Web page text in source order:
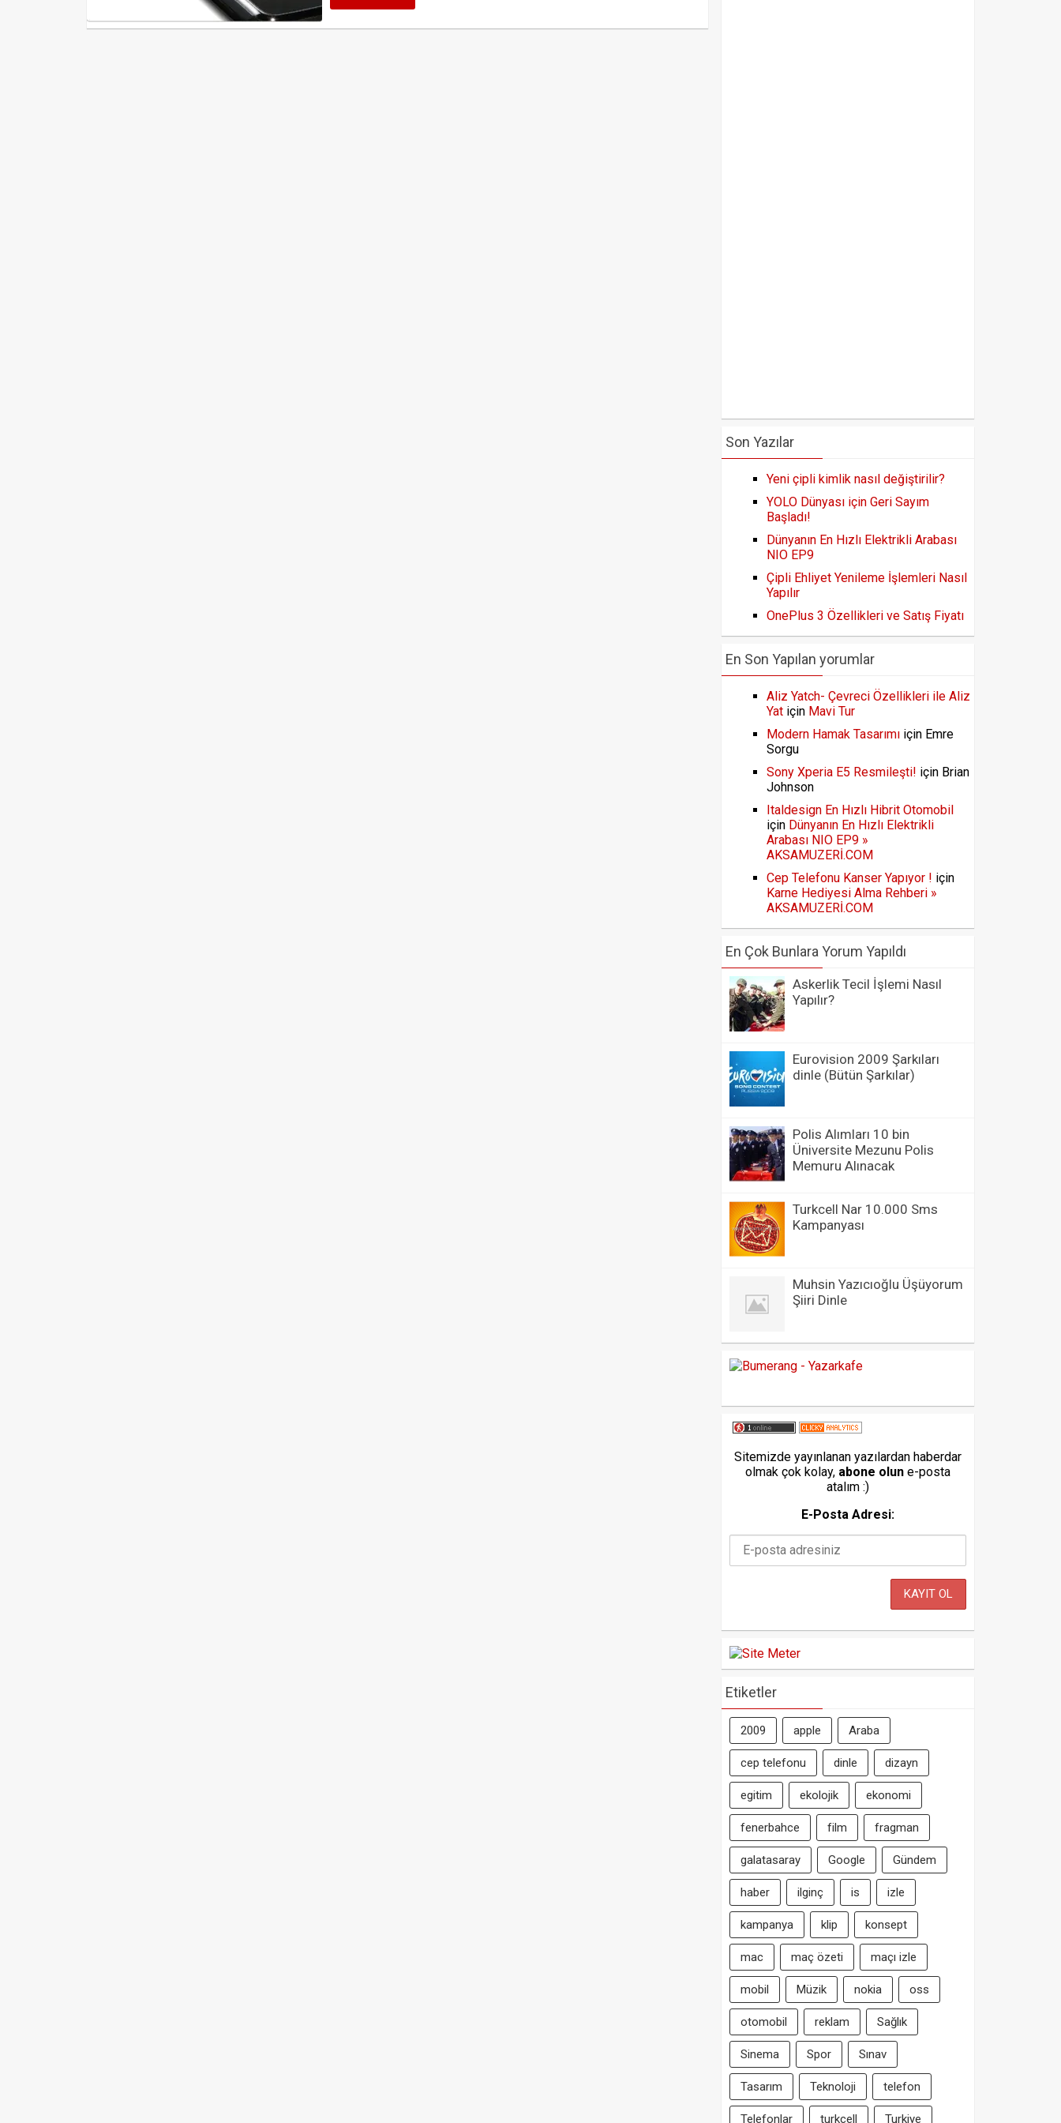
Son Yazılar
Yeni çipli kimlik nasıl değiştirilir?
YOLO Dünyası için Geri Sayım
Başladı!
Dünyanın En Hızlı Elektrikli Arabası
NIO EP9
Çipli Ehliyet Yenileme İşlemleri Nasıl
Yapılır
OnePlus 3 Özellikleri ve Satış Fiyatı
En Son Yapılan yorumlar
Aliz Yatch- Çevreci Özellikleri ile Aliz
Yat için Mavi Tur
Modern Hamak Tasarımı için Emre
Sorgu
Sony Xperia E5 Resmileşti! için Brian
Johnson
Italdesign En Hızlı Hibrit Otomobil
için Dünyanın En Hızlı Elektrikli
Arabası NIO EP9 »
AKSAMUZERİ.COM
Cep Telefonu Kanser Yapıyor ! için
Karne Hediyesi Alma Rehberi »
AKSAMUZERİ.COM
En Çok Bunlara Yorum Yapıldı
Askerlik Tecil İşlemi Nasıl
Yapılır?
Eurovision 2009 Şarkıları
dinle (Bütün Şarkılar)
Polis Alımları 10 bin
Üniversite Mezunu Polis
Memuru Alınacak
Turkcell Nar 10.000 Sms
Kampanyası
Muhsin Yazıcıoğlu Üşüyorum
Şiiri Dinle
Sitemizde yayınlanan yazılardan haberdar
olmak çok kolay, abone olun e-posta
atalım :)
E-Posta Adresi:
Etiketler
2009 apple Araba
cep telefonu dinle dizayn
egitim ekolojik ekonomi
fenerbahce film fragman
galatasaray Google Gündem
haber ilginç is izle
kampanya klip konsept
mac maç özeti maçı izle
mobil Müzik nokia oss
otomobil reklam Sağlık
Sinema Spor Sınav
Tasarım Teknoloji telefon
Telefonlar turkcell Turkiye